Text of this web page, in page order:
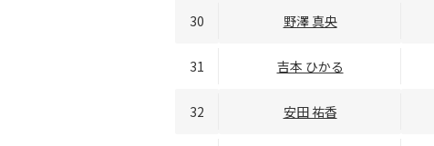
30 野澤 真央
31 吉本 ひかる
32 安田 祐香